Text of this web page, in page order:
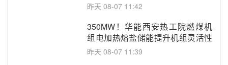
昨天 08-07 11:42
350MW！华能西安热工院燃煤机
组电加热熔盐储能提升机组灵活性
改造项目初步设计第三方评审服务
昨天 08-07 11:39